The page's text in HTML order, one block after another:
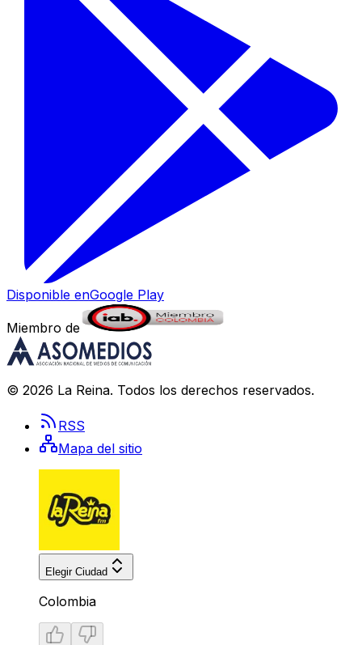
Disponible enGoogle Play
Miembro de
© 2026 La Reina. Todos los derechos reservados.
RSS
Mapa del sitio
Elegir Ciudad
Colombia